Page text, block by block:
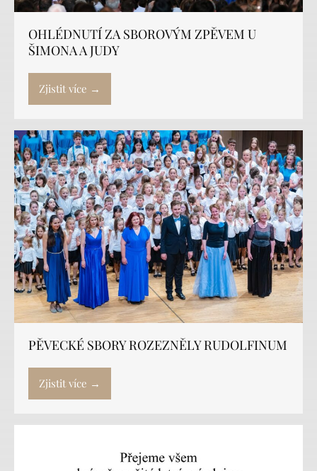
OHLÉDNUTÍ ZA SBOROVÝM ZPĚVEM U
ŠIMONA A JUDY
Zjistit více →
PĚVECKÉ SBORY ROZEZNĚLY RUDOLFINUM
Zjistit více →